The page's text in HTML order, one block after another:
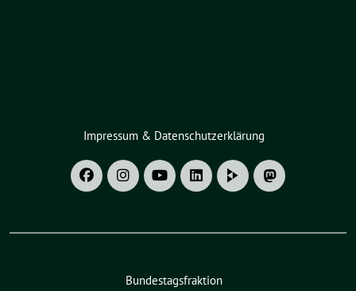
Impressum & Datenschutzerklärung
Bundestagsfraktion